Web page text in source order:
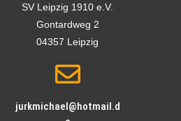
SV Leipzig 1910 e.V.
Gontardweg 2
04357 Leipzig

jurkmichael@hotmail.d